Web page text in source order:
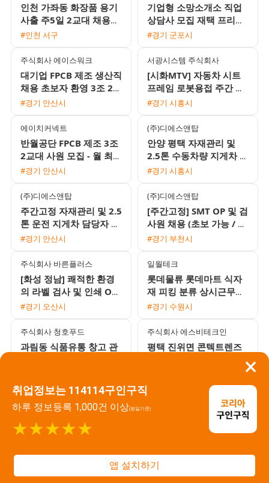
×
취업정보는 114114구인구직
하루 정보등록 1,000건 이상(평일기준)
★★★★★
앱 설치하기
인천 가좌동 화장품 용기
사출 주5일 2교대 채용
(에어컨 완비 / 정직원 전
#인천 서구
기업형 소망소개소 직업
상담사 모집 재택 프리랜
서 가능
#경기 군포시
주식회사 에이스워크
대기업 FPCB 제조 생산직
채용 초보자 환영 3조 2교
대 및 통근버스 운행
#경기 안산시
서광시스템 주식회사
[시화MTV] 자동차 시트
프레임 로봇용접 주간 고
정 사원 모집 (주급 가능/
#경기 시흥시
에이치커넥트
반월공단 FPCB 제조 3조
2교대 사원 모집 - 월 최대
350만원 및 상여금 혜택,
#경기 안산시
(주)디에스앤탑
안양 평택 자재관리 및
2.5톤 수동차량 지게차 운
전 주간고정 채용
#경기 시흥시
(주)디에스앤탑
주간고정 자재관리 및 2.5
톤 운전 지게차 담당자 모
집
#경기 안산시
(주)디에스앤탑
[주간고정] SMT OP 및 검
사원 채용 (초보 가능 / 동
반 지원 환영 / 식사 지원)
#경기 부천시
주식회사 바른플러스
[화성 정남] 쾌적한 환경
의 라벨 검사 및 인쇄 OP
모집 (통근버스 운행)
#경기 오산시
일월테크
롯데물류 롯데마트 식자
재 피킹 분류 상시근무자
모집 당일지급
#경기 수원시
주식회사 청호푸드
과림동 식품유통 창고 관
주식회사 에스비테크인
평택 진위면 콘텍트렌즈
주식회사 에스비테크인
정남 2교대 월 330만원
주간 280만원 스티로폼
금정역 부근 시급 12,120
원 전자제품 품질검사 3
식 근무와 높은 정착률
이음파트너스